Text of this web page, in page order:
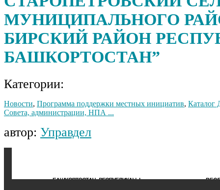
МУНИЦИПАЛЬНОГО
БИРСКИЙ РАЙОН
БАШКОРТОСТАН”
Категории:
Новости, Программа поддержки местных инициатив, Каталог
Совета, администрации, НПА ...
автор: Управдел